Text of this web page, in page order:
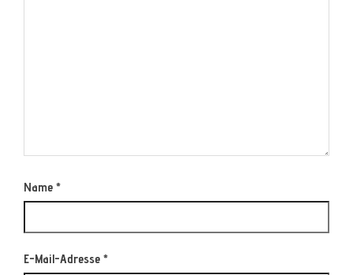
Name *
E-Mail-Adresse *